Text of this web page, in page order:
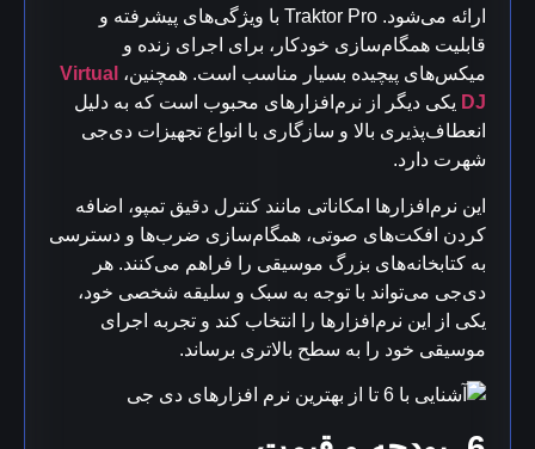
ارائه می‌شود. Traktor Pro با ویژگی‌های پیشرفته و
قابلیت همگام‌سازی خودکار، برای اجرای زنده و
میکس‌های پیچیده بسیار مناسب است. همچنین، Virtual
DJ یکی دیگر از نرم‌افزارهای محبوب است که به دلیل
انعطاف‌پذیری بالا و سازگاری با انواع تجهیزات دی‌جی
شهرت دارد.
این نرم‌افزارها امکاناتی مانند کنترل دقیق تمپو، اضافه
کردن افکت‌های صوتی، همگام‌سازی ضرب‌ها و دسترسی
به کتابخانه‌های بزرگ موسیقی را فراهم می‌کنند. هر
دی‌جی می‌تواند با توجه به سبک و سلیقه شخصی خود،
یکی از این نرم‌افزارها را انتخاب کند و تجربه اجرای
موسیقی خود را به سطح بالاتری برساند.